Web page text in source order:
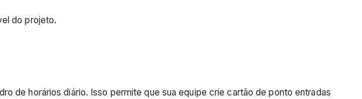
do projeto.
de horários diário. Isso permite que sua equipe crie cartão de ponto entradas